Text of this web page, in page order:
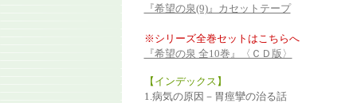
『希望の泉(9)』カセットテープ
※シリーズ全巻セットはこちらへ
『希望の泉 全10巻』〈ＣＤ版〉
【インデックス】
1.病気の原因－胃痙攣の治る話